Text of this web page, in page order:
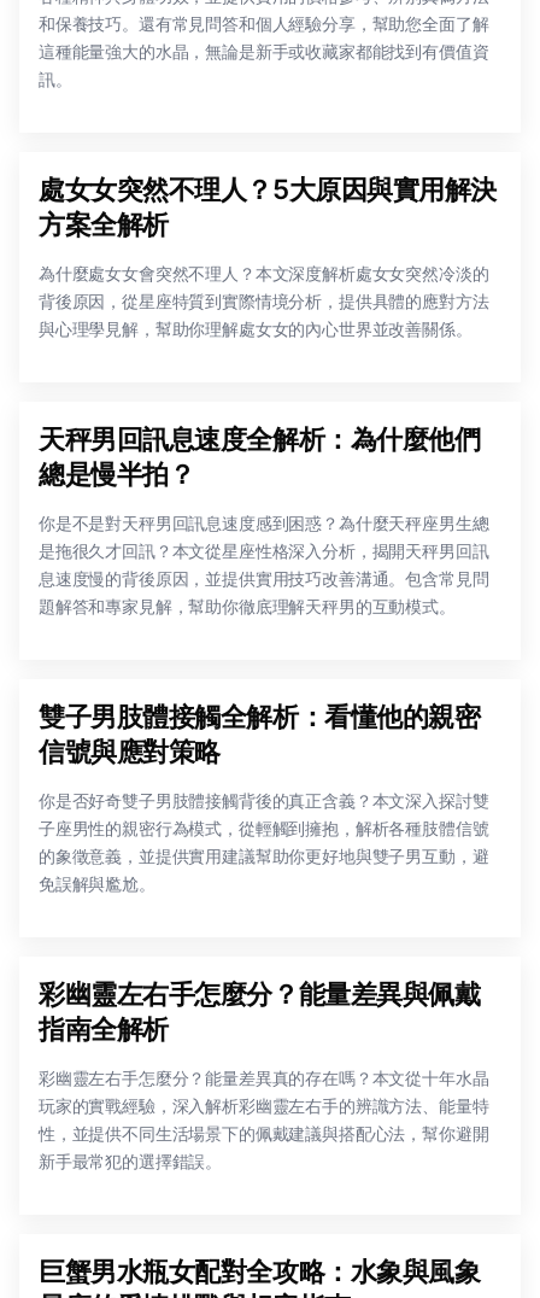
和保養技巧。還有常見問答和個人經驗分享，幫助您全面了解
這種能量強大的水晶，無論是新手或收藏家都能找到有價值資
訊。
處女女突然不理人？5大原因與實用解決
方案全解析
為什麼處女女會突然不理人？本文深度解析處女女突然冷淡的
背後原因，從星座特質到實際情境分析，提供具體的應對方法
與心理學見解，幫助你理解處女女的內心世界並改善關係。
天秤男回訊息速度全解析：為什麼他們
總是慢半拍？
你是不是對天秤男回訊息速度感到困惑？為什麼天秤座男生總
是拖很久才回訊？本文從星座性格深入分析，揭開天秤男回訊
息速度慢的背後原因，並提供實用技巧改善溝通。包含常見問
題解答和專家見解，幫助你徹底理解天秤男的互動模式。
雙子男肢體接觸全解析：看懂他的親密
信號與應對策略
你是否好奇雙子男肢體接觸背後的真正含義？本文深入探討雙
子座男性的親密行為模式，從輕觸到擁抱，解析各種肢體信號
的象徵意義，並提供實用建議幫助你更好地與雙子男互動，避
免誤解與尷尬。
彩幽靈左右手怎麼分？能量差異與佩戴
指南全解析
彩幽靈左右手怎麼分？能量差異真的存在嗎？本文從十年水晶
玩家的實戰經驗，深入解析彩幽靈左右手的辨識方法、能量特
性，並提供不同生活場景下的佩戴建議與搭配心法，幫你避開
新手最常犯的選擇錯誤。
巨蟹男水瓶女配對全攻略：水象與風象